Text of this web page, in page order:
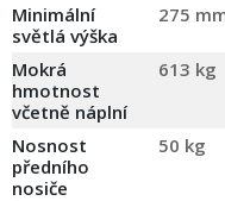
Minimální
světlá výška
275
Mokrá
hmotnost
včetně náplní
613 kg
Nosnost
předního
nosiče
50 kg